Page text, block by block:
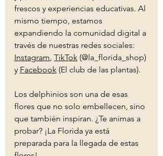
frescos y experiencias educativas. Al
mismo tiempo, estamos
expandiendo la comunidad digital a
través de nuestras redes sociales:
Instagram, TikTok (@la_florida_shop)
y Facebook (El club de las plantas).
Los delphinios son una de esas
flores que no solo embellecen, sino
que también inspiran. ¿Te animas a
probar? ¡La Florida ya está
preparada para la llegada de estas